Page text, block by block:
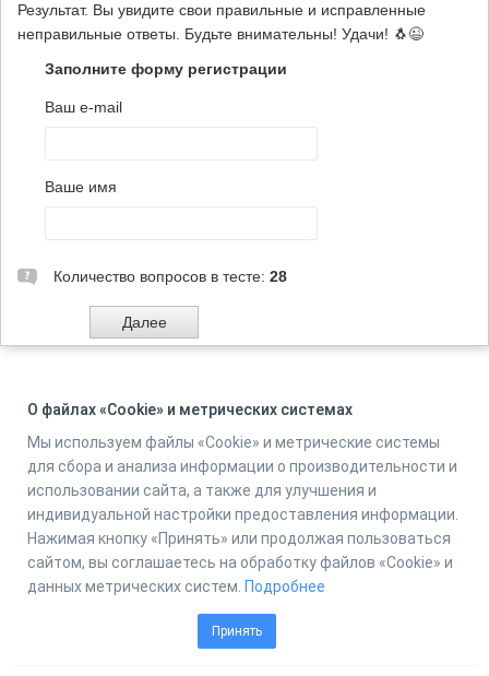
Результат. Вы увидите свои правильные и исправленные
неправильные ответы. Будьте внимательны! Удачи! 🐧😉
Заполните форму регистрации
Ваш e-mail
Ваше имя
Количество вопросов в тесте: 28
Powered by
Online Test Pad
О файлах «Cookie» и метрических системах
Мы используем файлы «Cookie» и метрические системы
для сбора и анализа информации о производительности и
использовании сайта, а также для улучшения и
индивидуальной настройки предоставления информации.
Нажимая кнопку «Принять» или продолжая пользоваться
сайтом, вы соглашаетесь на обработку файлов «Cookie» и
данных метрических систем. Подробнее
Принять